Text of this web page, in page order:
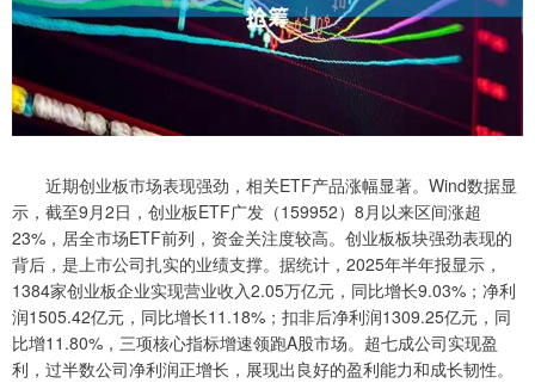
近期创业板市场表现强劲，相关ETF产品涨幅显著。Wind数据显
示，截至9月2日，创业板ETF广发（159952）8月以来区间涨超
23%，居全市场ETF前列，资金关注度较高。创业板板块强劲表现的
背后，是上市公司扎实的业绩支撑。据统计，2025年半年报显示，
1384家创业板企业实现营业收入2.05万亿元，同比增长9.03%；净利
润1505.42亿元，同比增长11.18%；扣非后净利润1309.25亿元，同
比增11.80%，三项核心指标增速领跑A股市场。超七成公司实现盈
利，过半数公司净利润正增长，展现出良好的盈利能力和成长韧性。